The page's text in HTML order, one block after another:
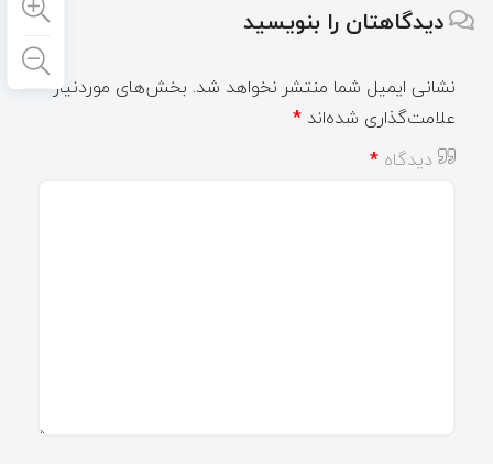
دیدگاهتان را بنویسید
نشانی ایمیل شما منتشر نخواهد شد. بخش‌های موردنیاز
علامت‌گذاری شده‌اند *
دیدگاه *